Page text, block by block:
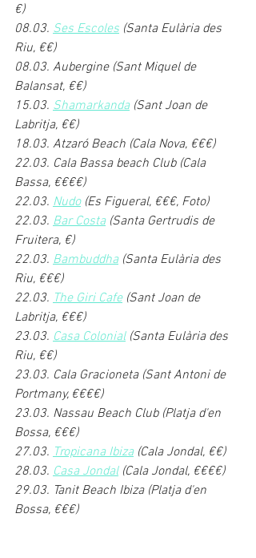
€)
08.03. Ses Escoles (Santa Eulària des
Riu, €€)
08.03. Aubergine (Sant Miquel de
Balansat, €€)
15.03. Shamarkanda (Sant Joan de
Labritja, €€)
18.03. Atzaró Beach (Cala Nova, €€€)
22.03. Cala Bassa beach Club (Cala
Bassa, €€€€)
22.03. Nudo (Es Figueral, €€€, Foto)
22.03. Bar Costa (Santa Gertrudis de
Fruitera, €)
22.03. Bambuddha (Santa Eulària des
Riu, €€€)
22.03. The Giri Cafe (Sant Joan de
Labritja, €€€)
23.03. Casa Colonial (Santa Eulària des
Riu, €€)
23.03. Cala Gracioneta (Sant Antoni de
Portmany, €€€€)
23.03. Nassau Beach Club (Platja d'en
Bossa, €€€)
27.03. Tropicana Ibiza (Cala Jondal, €€)
28.03. Casa Jondal (Cala Jondal, €€€€)
29.03. Tanit Beach Ibiza (Platja d'en
Bossa, €€€)